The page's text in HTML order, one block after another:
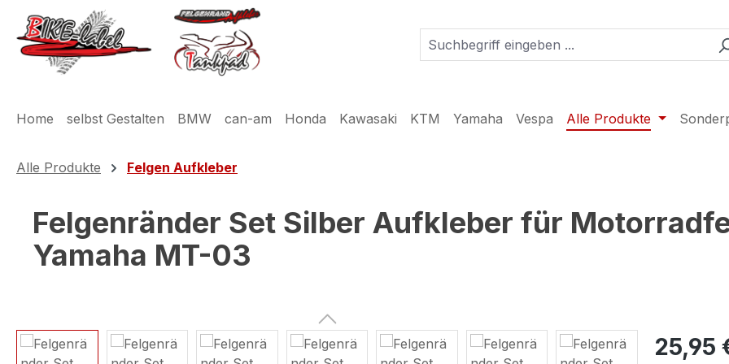
Hauptinhalt springen
Zur Suche springen
Zur Hauptnavigation springen
Home selbst Gestalten BMW can-am Honda Kawasaki KTM Yamaha Vespa Alle Produkte
Alle Produkte Felgen Aufkleber
Felgenränder Set Silber Aufkleber für
Yamaha MT-03
Bildergalerie überspringen 25,95